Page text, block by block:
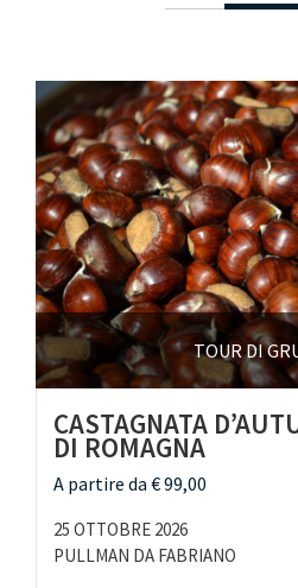
TOUR DI
CASTAGNATA
DI ROMAGNA
A partire da € 99,00
25 OTTOBRE 2026
PULLMAN DA FABRIANO